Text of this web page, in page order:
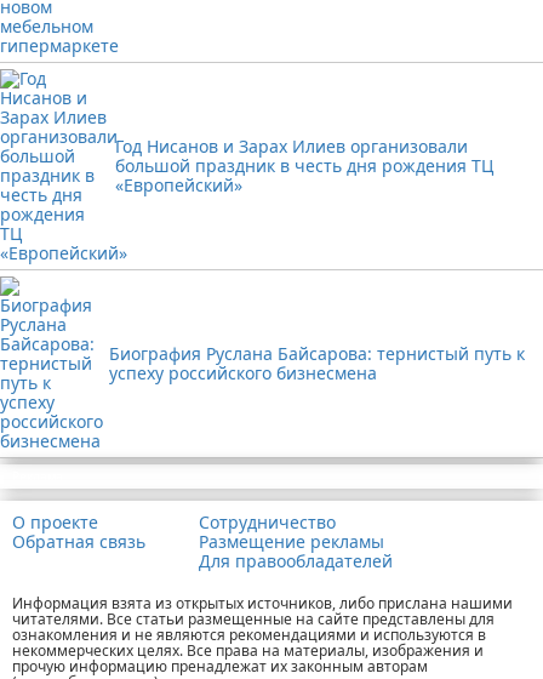
Год Нисанов и Зарах Илиев организовали
большой праздник в честь дня рождения ТЦ
«Европейский»
Биография Руслана Байсарова: тернистый путь к
успеху российского бизнесмена
О проекте
Обратная связь
Сотрудничество
Размещение рекламы
Для правообладателей
Информация взята из открытых источников, либо прислана нашими
читателями. Все статьи размещенные на сайте представлены для
ознакомления и не являются рекомендациями и используются в
некоммерческих целях. Все права на материалы, изображения и
прочую информацию пренадлежат их законным авторам